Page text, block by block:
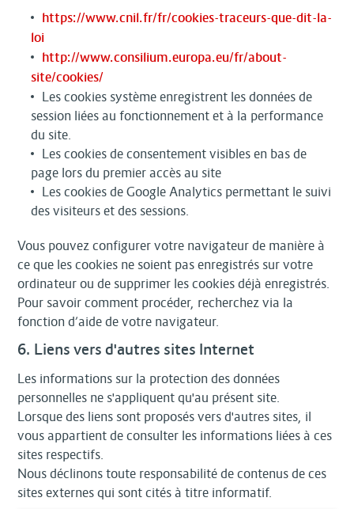
https://www.cnil.fr/fr/cookies-traceurs-que-dit-la-
loi
http://www.consilium.europa.eu/fr/about-
site/cookies/
Les cookies système enregistrent les données de
session liées au fonctionnement et à la performance
du site.
Les cookies de consentement visibles en bas de
page lors du premier accès au site
Les cookies de Google Analytics permettant le suivi
des visiteurs et des sessions.
Vous pouvez configurer votre navigateur de manière à
ce que les cookies ne soient pas enregistrés sur votre
ordinateur ou de supprimer les cookies déjà enregistrés.
Pour savoir comment procéder, recherchez via la
fonction d’aide de votre navigateur.
6. Liens vers d'autres sites Internet
Les informations sur la protection des données
personnelles ne s'appliquent qu'au présent site.
Lorsque des liens sont proposés vers d'autres sites, il
vous appartient de consulter les informations liées à ces
sites respectifs.
Nous déclinons toute responsabilité de contenus de ces
sites externes qui sont cités à titre informatif.